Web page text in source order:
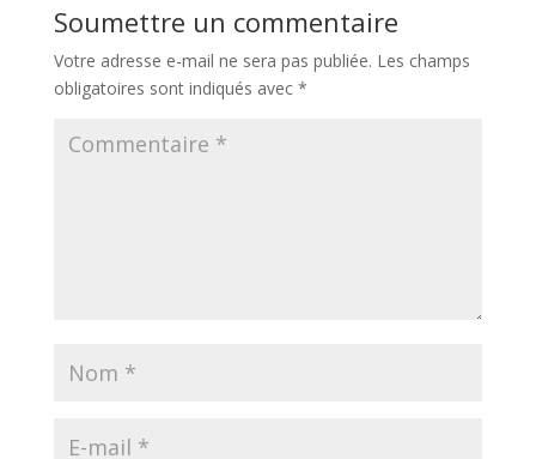
Soumettre un commentaire
Votre adresse e-mail ne sera pas publiée. Les champs
obligatoires sont indiqués avec *